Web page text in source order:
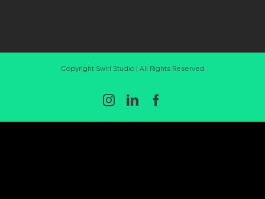
Copyright Swirl Studio | All Rights Reserved
Instagram
LinkedIn